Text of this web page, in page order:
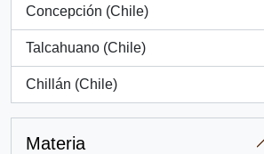
Concepción (Chile)
, 1 resultados
Talcahuano (Chile)
, 1 resultados
Chillán (Chile)
, 1 resultados
Materia